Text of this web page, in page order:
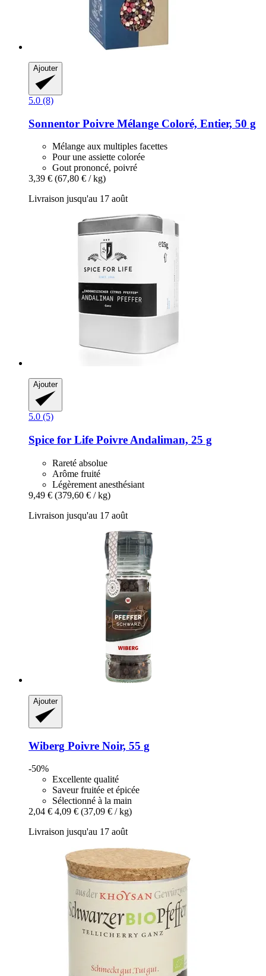
Ajouter
5.0 (8)
Sonnentor Poivre Mélange Coloré, Entier, 50 g
Mélange aux multiples facettes
Pour une assiette colorée
Gout prononcé, poivré
3,39 € (67,80 € / kg)
Livraison jusqu'au 17 août
Ajouter
5.0 (5)
Spice for Life Poivre Andaliman, 25 g
Rareté absolue
Arôme fruité
Légèrement anesthésiant
9,49 € (379,60 € / kg)
Livraison jusqu'au 17 août
Ajouter
Wiberg Poivre Noir, 55 g
-50%
Excellente qualité
Saveur fruitée et épicée
Sélectionné à la main
2,04 € 4,09 € (37,09 € / kg)
Livraison jusqu'au 17 août